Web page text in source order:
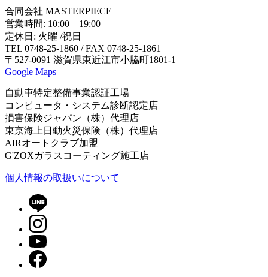
合同会社 MASTERPIECE
営業時間: 10:00 – 19:00
定休日: 火曜 /祝日
TEL 0748-25-1860 / FAX 0748-25-1861
〒527-0091 滋賀県東近江市小脇町1801-1
Google Maps
自動車特定整備事業認証工場
コンピュータ・システム診断認定店
損害保険ジャパン（株）代理店
東京海上日動火災保険（株）代理店
AIRオートクラブ加盟
G'ZOXガラスコーティング施工店
個⼈情報の取扱いについて